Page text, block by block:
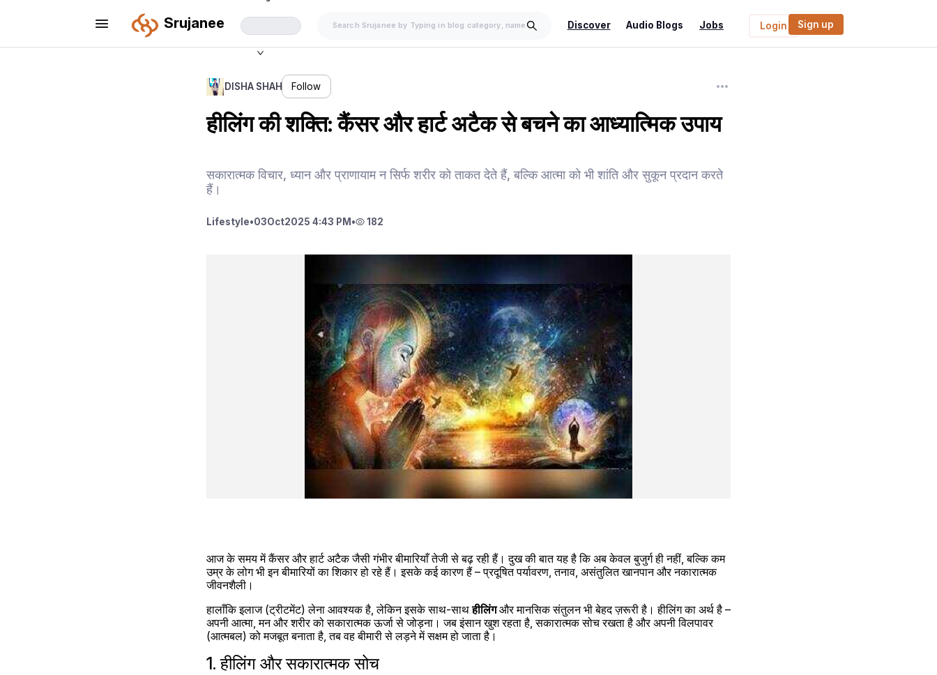
Srujanee Discover Audio Blogs Jobs Login Sign up
DISHA SHAH Follow
हीलिंग की शक्ति: कैंसर और हार्ट अटैक से बचने का आध्यात्मिक उपाय
सकारात्मक विचार, ध्यान और प्राणायाम न सिर्फ शरीर को ताकत देते हैं, बल्कि आत्मा को भी शांति और सुकून प्रदान करते
हैं।
Lifestyle•03Oct2025 4:43 PM • 182
आज के समय में कैंसर और हार्ट अटैक जैसी गंभीर बीमारियाँ तेजी से बढ़ रही हैं। दुख की बात यह है कि अब केवल बुजुर्ग ही नहीं, बल्कि कम
उम्र के लोग भी इन बीमारियों का शिकार हो रहे हैं। इसके कई कारण हैं – प्रदूषित पर्यावरण, तनाव, असंतुलित खानपान और नकारात्मक
जीवनशैली।
हालाँकि इलाज (ट्रीटमेंट) लेना आवश्यक है, लेकिन इसके साथ-साथ हीलिंग और मानसिक संतुलन भी बेहद ज़रूरी है। हीलिंग का अर्थ है –
अपनी आत्मा, मन और शरीर को सकारात्मक ऊर्जा से जोड़ना। जब इंसान खुश रहता है, सकारात्मक सोच रखता है और अपनी विलपावर
(आत्मबल) को मजबूत बनाता है, तब वह बीमारी से लड़ने में सक्षम हो जाता है।
1. हीलिंग और सकारात्मक सोच